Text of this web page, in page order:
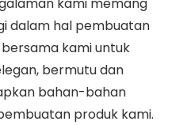
dalam hal pembuatan
kami untuk
bermutu dan
bahan-bahan
produk kami.